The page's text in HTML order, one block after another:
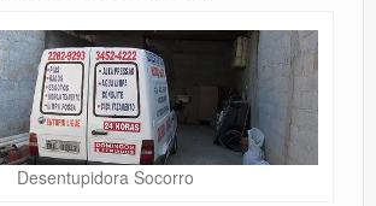
Desentupidora Socorro